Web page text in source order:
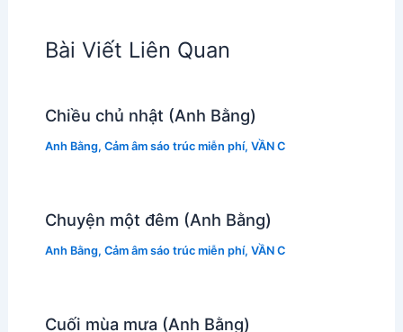
Bài Viết Liên Quan
Chiều chủ nhật (Anh Bằng)
Anh Bằng, Cảm âm sáo trúc miễn phí, VẦN C
Chuyện một đêm (Anh Bằng)
Anh Bằng, Cảm âm sáo trúc miễn phí, VẦN C
Cuối mùa mưa (Anh Bằng)